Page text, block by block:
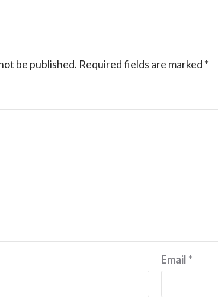
be published. Required fields are marked *
Email*